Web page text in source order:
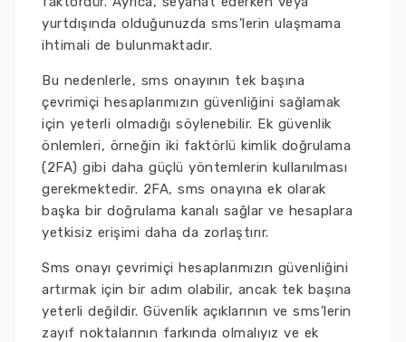
yurtdışında olduğunuzda sms'lerin ulaşmama
ihtimali de bulunmaktadır.
Bu nedenlerle, sms onayının tek başına
çevrimiçi hesaplarımızın güvenliğini sağlamak
için yeterli olmadığı söylenebilir. Ek güvenlik
önlemleri, örneğin iki faktörlü kimlik doğrulama
(2FA) gibi daha güçlü yöntemlerin kullanılması
gerekmektedir. 2FA, sms onayına ek olarak
başka bir doğrulama kanalı sağlar ve hesaplara
yetkisiz erişimi daha da zorlaştırır.
Sms onayı çevrimiçi hesaplarımızın güvenliğini
artırmak için bir adım olabilir, ancak tek başına
yeterli değildir. Güvenlik açıklarının ve sms'lerin
zayıf noktalarının farkında olmalıyız ve ek